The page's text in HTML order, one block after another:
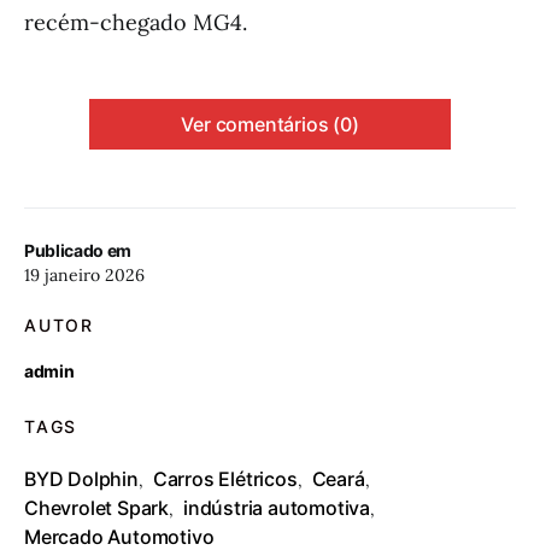
Publicado em
19 janeiro 2026
AUTOR
admin
TAGS
BYD Dolphin, Carros Elétricos, Ceará,
Chevrolet Spark, indústria automotiva,
Mercado Automotivo
recém-chegado MG4.
Ver comentários (0)